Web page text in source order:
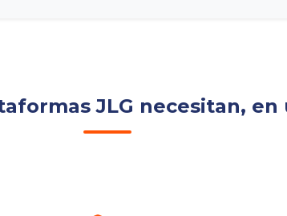
JLG necesitan,